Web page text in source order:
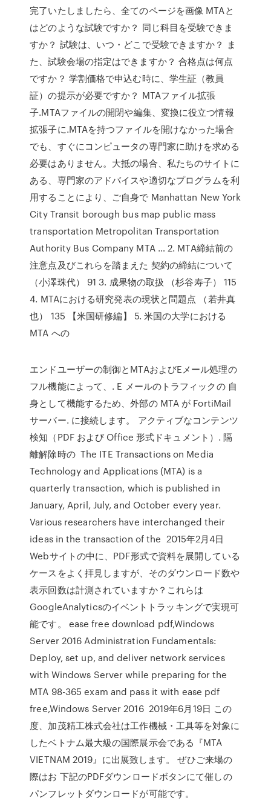
完了いたしましたら、全てのページを画像 MTAと
はどのような試験ですか？ 同じ科目を受験できま
すか？ 試験は、いつ・どこで受験できますか？ ま
た、試験会場の指定はできますか？ 合格点は何点
ですか？ 学割価格で申込む時に、学生証（教員
証）の提示が必要ですか？ MTAファイル拡張
子.MTAファイルの開閉や編集、変換に役立つ情報
拡張子に.MTAを持つファイルを開けなかった場合
でも、すぐにコンピュータの専門家に助けを求める
必要はありません。大抵の場合、私たちのサイトに
ある、専門家のアドバイスや適切なプログラムを利
用することにより、ご自身で Manhattan New York
City Transit borough bus map public mass
transportation Metropolitan Transportation
Authority Bus Company MTA … 2. MTA締結前の
注意点及びこれらを踏まえた 契約の締結について
（小澤珠代） 91 3. 成果物の取扱 （杉谷寿子） 115
4. MTAにおける研究発表の現状と問題点 （若井真
也） 135 【米国研修編】 5. 米国の大学における
MTA への
エンドユーザーの制御とMTAおよびEメール処理の
フル機能によって、. E メールのトラフィックの 自
身として機能するため、外部の MTA が FortiMail
サーバー. に接続します。 アクティブなコンテンツ
検知（PDF および Office 形式ドキュメント）. 隔
離解除時の The ITE Transactions on Media
Technology and Applications (MTA) is a
quarterly transaction, which is published in
January, April, July, and October every year.
Various researchers have interchanged their
ideas in the transaction of the 2015年2月4日
Webサイトの中に、PDF形式で資料を展開している
ケースをよく拝見しますが、そのダウンロード数や
表示回数は計測されていますか？これらは
GoogleAnalyticsのイベントトラッキングで実現可
能です。 ease free download pdf,Windows
Server 2016 Administration Fundamentals:
Deploy, set up, and deliver network services
with Windows Server while preparing for the
MTA 98-365 exam and pass it with ease pdf
free,Windows Server 2016 2019年6月19日 この
度、加茂精工株式会社は工作機械・工具等を対象に
したベトナム最大級の国際展示会である『MTA
VIETNAM 2019』に出展致します。 ぜひご来場の
際はお 下記のPDFダウンロードボタンにて催しの
パンフレットダウンロードが可能です。